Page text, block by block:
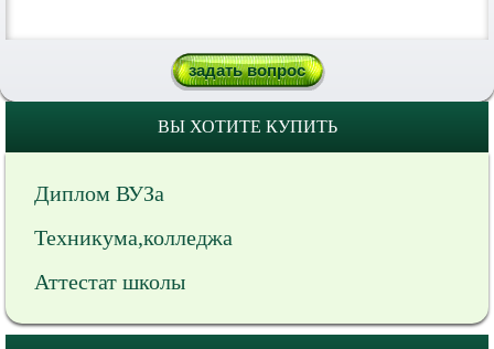
ВЫ ХОТИТЕ КУПИТЬ
Диплом ВУЗа
Техникума,колледжа
Аттестат школы